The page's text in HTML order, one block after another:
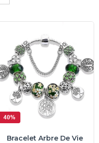
40%
Bracelet Arbre De Vie